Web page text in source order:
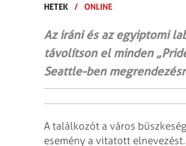
HETEK / ONLINE
Az iráni és az egyiptomi
távolítson el minden
Seattle-ben
A találkozót a város
esemény a vitatott